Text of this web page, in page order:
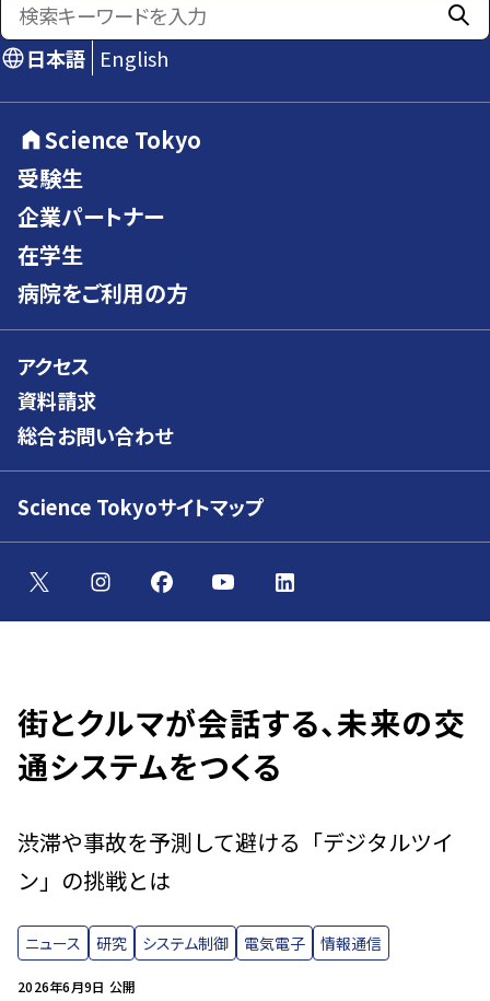
日本語 English
Science Tokyo
受験生
企業パートナー
在学生
病院をご利用の方
アクセス
資料請求
総合お問い合わせ
Science Tokyoサイトマップ
街とクルマが会話する、未来の交
通システムをつくる
2026年6月9日 公開
渋滞や事故を予測して避ける「デジタルツイ
ン」の挑戦とは
ニュース 研究 システム制御 電気電子 情報通信